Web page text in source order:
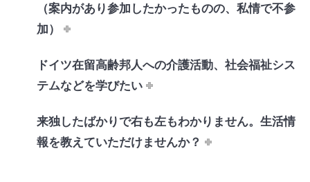
（案内があり参加したかったものの、私情で不参
加）
ドイツ在留高齢邦人への介護活動、社会福祉シス
テムなどを学びたい
来独したばかりで右も左もわかりません。生活情
報を教えていただけませんか？